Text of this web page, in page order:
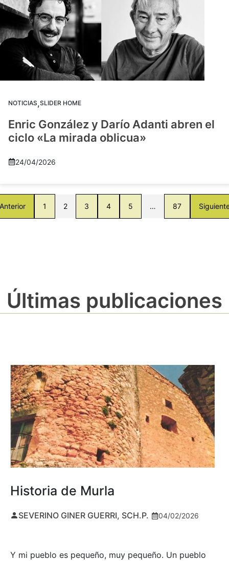
NOTICIAS,SLIDER HOME
Enric González y Darío Adanti abren el
ciclo «La mirada oblicua»
24/04/2026
1 2 3 4 5 … 87
Últimas publicaciones
Historia de Murla
SEVERINO GINER GUERRI, SCH.P. 04/02/2026
Y mi pueblo es pequeño, muy pequeño. Un pueblo